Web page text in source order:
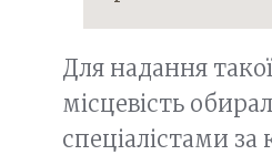
Для надання
місцевість
спеціалістами за